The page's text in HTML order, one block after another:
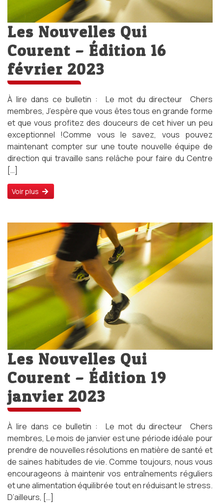
Les Nouvelles Qui
Courent – Édition 16
février 2023
À lire dans ce bulletin : Le mot du directeur Chers
membres, J’espère que vous êtes tous en grande forme
et que vous profitez des douceurs de cet hiver un peu
exceptionnel !Comme vous le savez, vous pouvez
maintenant compter sur une toute nouvelle équipe de
direction qui travaille sans relâche pour faire du Centre
[…]
Voir plus
Les Nouvelles Qui
Courent – Édition 19
janvier 2023
À lire dans ce bulletin : Le mot du directeur Chers
membres, Le mois de janvier est une période idéale pour
prendre de nouvelles résolutions en matière de santé et
de saines habitudes de vie. Comme toujours, nous vous
encourageons à maintenir vos entraînements réguliers
et une alimentation équilibrée tout en réduisant le stress.
D’ailleurs, […]